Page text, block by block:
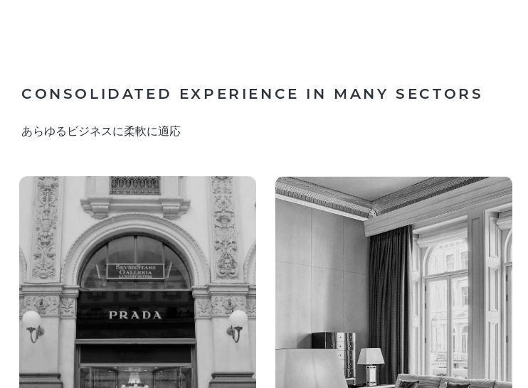
CONSOLIDATED EXPERIENCE IN MANY SECTORS
あらゆるビジネスに柔軟に適応